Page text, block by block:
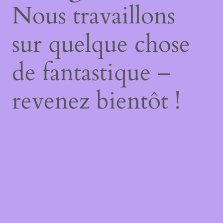
Nous travaillons
sur quelque chose
de fantastique –
revenez bientôt !